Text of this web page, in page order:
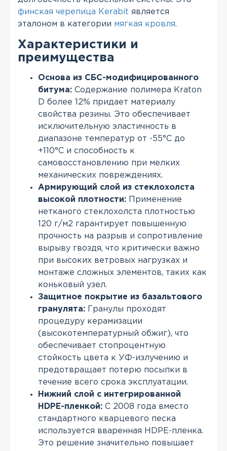
финская черепица Kerabit является
эталоном в категории мягкая кровля.
Характеристики и
преимущества
Основа из СБС-модифицированного
битума: Содержание полимера Kraton
D более 12% придает материалу
свойства резины. Это обеспечивает
исключительную эластичность в
диапазоне температур от -55°С до
+110°С и способность к
самовосстановлению при мелких
механических повреждениях.
Армирующий слой из стеклохолста
высокой плотности: Применение
нетканого стеклохолста плотностью
120 г/м2 гарантирует повышенную
прочность на разрыв и сопротивление
вырыву гвоздя, что критически важно
при высоких ветровых нагрузках и
монтаже сложных элементов, таких как
коньковый узел.
Защитное покрытие из базальтового
гранулята: Гранулы проходят
процедуру керамизации
(высокотемпературный обжиг), что
обеспечивает стопроцентную
стойкость цвета к УФ-излучению и
предотвращает потерю посыпки в
течение всего срока эксплуатации.
Нижний слой с интегрированной
HDPE-пленкой: С 2008 года вместо
стандартного кварцевого песка
используется вваренная HDPE-пленка.
Это решение значительно повышает